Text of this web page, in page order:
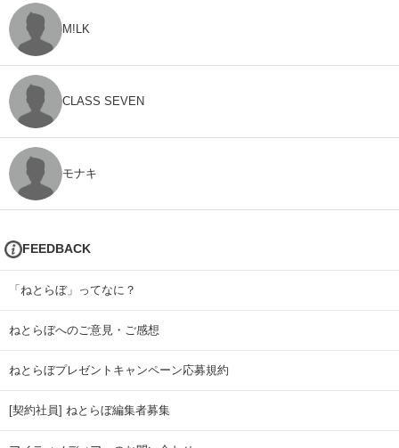
M!LK
CLASS SEVEN
モナキ
FEEDBACK
「ねとらぼ」ってなに？
ねとらぼへのご意見・ご感想
ねとらぼプレゼントキャンペーン応募規約
[契約社員] ねとらぼ編集者募集